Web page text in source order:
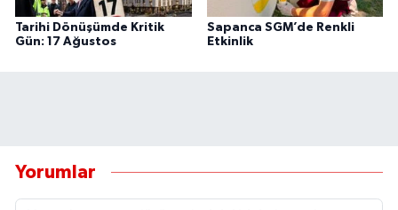
Tarihi Dönüşümde Kritik
Gün: 17 Ağustos
Sapanca SGM’de Renkli
Etkinlik
Yorumlar